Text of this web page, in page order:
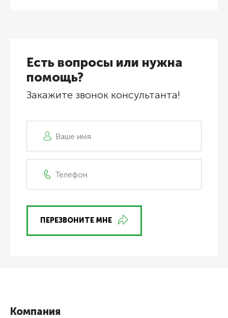
Есть вопросы или нужна
помощь?
Закажите звонок консультанта!
ПЕРЕЗВОНИТЕ МНЕ
Компания